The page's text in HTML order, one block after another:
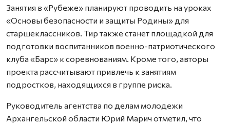
Занятия в «Рубеже» планируют проводить на уроках
«Основы безопасности и защиты Родины» для
старшеклассников. Тир также станет площадкой для
подготовки воспитанников военно-патриотического
клуба «Барс» к соревнованиям. Кроме того, авторы
проекта рассчитывают привлечь к занятиям
подростков, находящихся в группе риска.
Руководитель агентства по делам молодежи
Архангельской области Юрий Марич отметил, что